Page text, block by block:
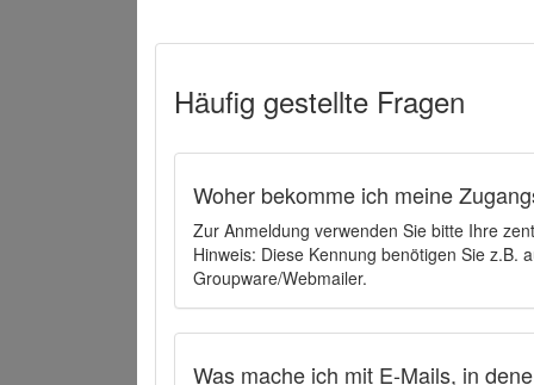
Häufig gestellte Fragen
Woher bekomme ich meine
Zur Anmeldung verwenden Sie bitte Ihre
Hinweis: Diese Kennung benötigen Sie z.B.
Groupware/Webmailer.
Was mache ich mit E-Mails, in